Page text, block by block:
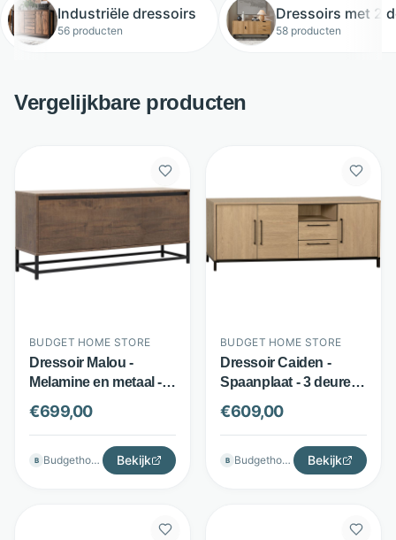
Industriële dressoirs
56 producten
Dressoirs met 2
58 producten
Vergelijkbare producten
BUDGET HOME STORE
Dressoir Malou -
Melamine en metaal - 3
softclose-deuren -
Dark mango - Budget
Home Store
€699,00
B Budgethomestore Bekijk
BUDGET HOME STORE
Dressoir Caiden -
Spaanplaat - 3 deuren
en 2 lades - Bruin -
Budget Home Store
€609,00
B Budgethomestore Bekijk